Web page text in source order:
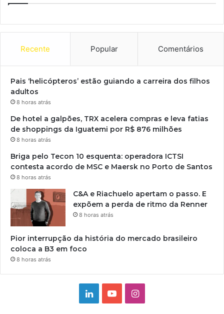
Recente Popular Comentários
Pais ‘helicópteros’ estão guiando a carreira dos filhos
adultos
8 horas atrás
De hotel a galpões, TRX acelera compras e leva fatias
de shoppings da Iguatemi por R$ 876 milhões
8 horas atrás
Briga pelo Tecon 10 esquenta: operadora ICTSI
contesta acordo de MSC e Maersk no Porto de Santos
8 horas atrás
C&A e Riachuelo apertam o passo. E
expõem a perda de ritmo da Renner
8 horas atrás
Pior interrupção da história do mercado brasileiro
coloca a B3 em foco
8 horas atrás
LinkedinYouTubeInstagram